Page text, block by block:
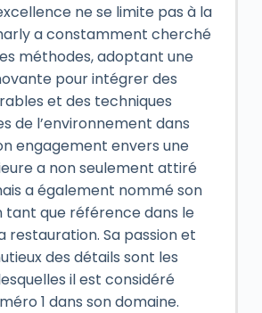
ne se limite pas à la
a constamment cherché
méthodes, adoptant une
pour intégrer des
et des techniques
de l’environnement dans
engagement envers une
a non seulement attiré
a également nommé son
tant que référence dans le
restauration. Sa passion et
des détails sont les
il est considéré
1 dans son domaine.